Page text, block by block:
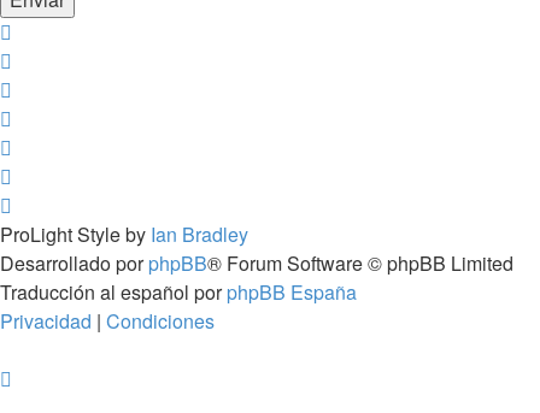
ProLight Style by Ian Bradley
Desarrollado porphpBB® Forum Software © phpBB Limited
Traducción al español porphpBB España
Privacidad | Condiciones